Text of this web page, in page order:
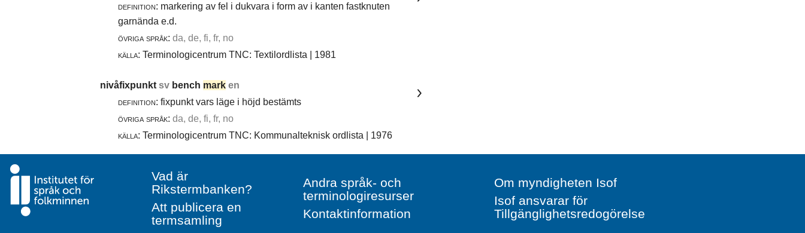
definition: markering av fel i dukvara i form av i kanten fastknuten
garnända e.d.
övriga språk: da, de, fi, fr, no
källa: Terminologicentrum TNC: Textilordlista | 1981
nivåfixpunkt sv bench mark en
definition: fixpunkt vars läge i höjd bestämts
övriga språk: da, de, fi, fr, no
källa: Terminologicentrum TNC: Kommunalteknisk ordlista | 1976
Vad är
Rikstermbanken?
Att publicera en
termsamling
Andra språk- och
terminologiresurser
Kontaktinformation
Om myndigheten Isof
Isof ansvarar för
Tillgänglighetsredogörelse